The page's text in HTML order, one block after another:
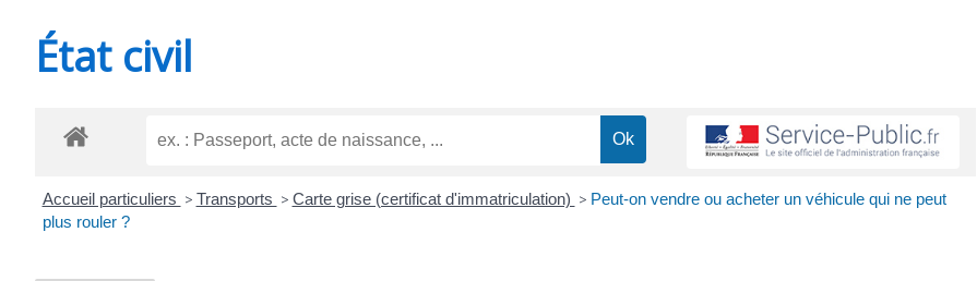
État civil
Accueil particuliers > Transports > Carte grise (certificat d'immatriculation) > Peut-on vendre ou acheter un véhicule qui ne peut
plus rouler ?